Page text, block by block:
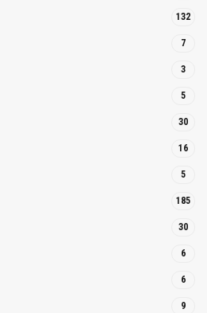
132
7
3
5
30
16
5
185
30
6
6
9